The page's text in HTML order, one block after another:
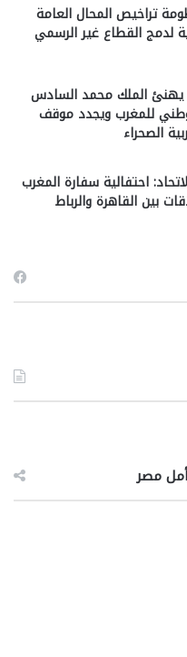
تراخيص المحال العامة
لدمج القطاع غير الرسمي
يهنئ الملك محمد السادس
للمغرب ويجدد موقف
الصحراء
احتفالية سفارة المغرب
بين القاهرة والرباط
مصر